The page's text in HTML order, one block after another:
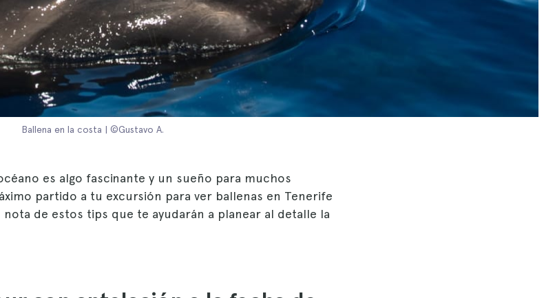
Ballena en la costa | ©Gustavo A.
es algo fascinante y un sueño para muchos
partido a tu excursión para ver ballenas en Tenerife
de estos tips que te ayudarán a planear al detalle la